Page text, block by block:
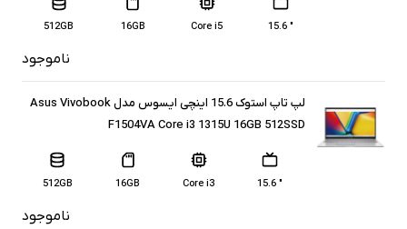
" 15.6
Core i5
16GB
512GB
ناموجود
لپ تاپ استوک 15.6 اینچی ایسوس مدل Asus Vivobook
F1504VA Core i3 1315U 16GB 512SSD
" 15.6
Core i3
16GB
512GB
ناموجود